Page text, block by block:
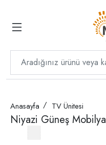
Anasayfa TV Ünitesi
Niyazi Güneş Mobilya